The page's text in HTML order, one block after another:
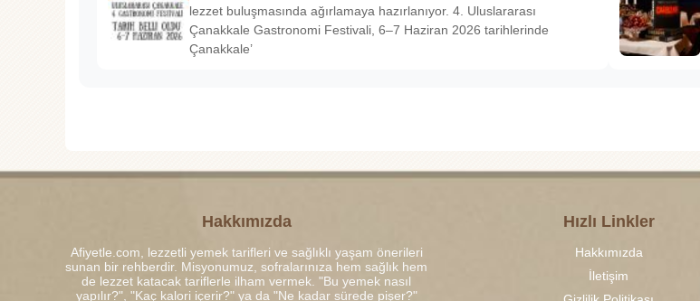
lezzet buluşmasında ağırlamaya hazırlanıyor. 4. Uluslararası
Çanakkale Gastronomi Festivali, 6–7 Haziran 2026 tarihlerinde
Çanakkale’
Hakkımızda
Afiyetle.com, lezzetli yemek tarifleri ve sağlıklı yaşam önerileri
sunan bir rehberdir. Misyonumuz, sofralarınıza hem sağlık hem
de lezzet katacak tariflerle ilham vermek. "Bu yemek nasıl
yapılır?", "Kaç kalori içerir?" ya da "Ne kadar sürede pişer?"
Hızlı Linkler
Hakkımızda
İletişim